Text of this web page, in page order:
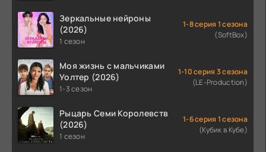
Зеркальные нейроны
(2026)
1 сезон
1-8 серия 1 сезона
(SoftBox)
Моя жизнь с мальчиками
Уолтер (2026)
1-3 сезон
1-10 серия 3 сезона
(LE-Production)
Рыцарь Семи Королевств
(2026)
1 сезон
1-6 серия 1 сезона
(Кубик в Кубе)